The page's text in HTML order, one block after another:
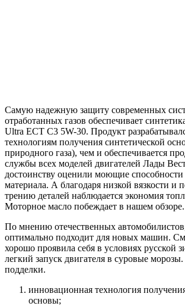
Самую надежную защиту современных
отработанных газов обеспечивает
Ultra ECT C3 5W-30. Продукт
технологиям получения синтетической
природного газа), чем и обеспечивается
службы всех моделей двигателей Лады
достоинству оценили моющие способности
материала. А благодаря низкой вязкости и
трению деталей наблюдается экономия
Моторное масло побеждает в нашем обзоре.
По мнению отечественных
оптимально подходит для новых машин.
хорошо проявила себя в условиях русской
легкий запуск двигателя в суровые
подделки.
инновационная технология
основы;